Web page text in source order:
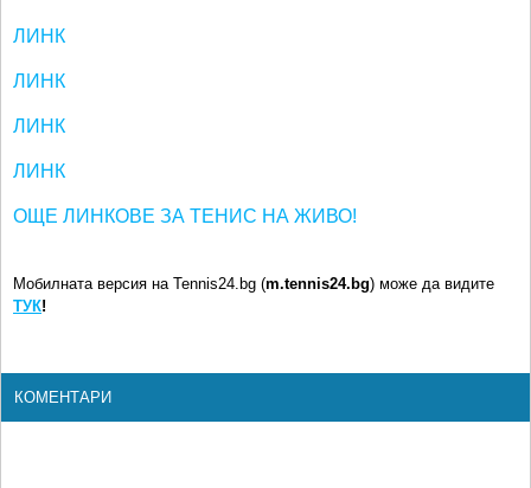
ЛИНК
ЛИНК
ЛИНК
ЛИНК
ОЩЕ ЛИНКОВЕ ЗА ТЕНИС НА ЖИВО!
Мобилната версия на Tennis24.bg (m.tennis24.bg) може да видите
ТУК!
КОМЕНТАРИ